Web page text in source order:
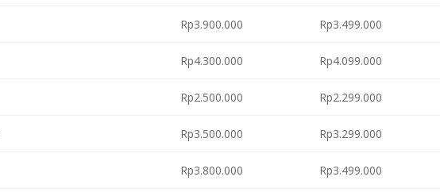
Rp3.900.000 Rp3.499.000
Rp4.300.000 Rp4.099.000
Rp2.500.000 Rp2.299.000
Rp3.500.000 Rp3.299.000
Rp3.800.000 Rp3.499.000